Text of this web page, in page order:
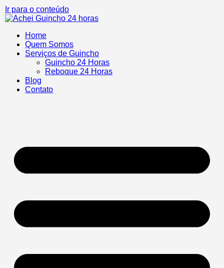
Ir para o conteúdo
Home
Quem Somos
Serviços de Guincho
Guincho 24 Horas
Reboque 24 Horas
Blog
Contato